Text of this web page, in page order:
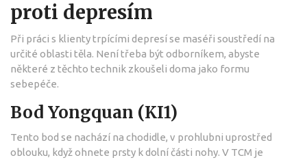
proti depresím
Při práci s klienty trpícími depresí se maséři soustředí na
určité oblasti těla. Není třeba být odborníkem, abyste
některé z těchto technik zkoušeli doma jako formu
sebepéče.
Bod Yongquan (KI1)
Tento bod se nachází na chodidle, v prohlubni uprostřed
oblouku, když ohnete prsty k dolní části nohy. V TCM je